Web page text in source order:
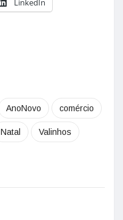
LinkedIn
AnoNovo comércio
Natal Valinhos